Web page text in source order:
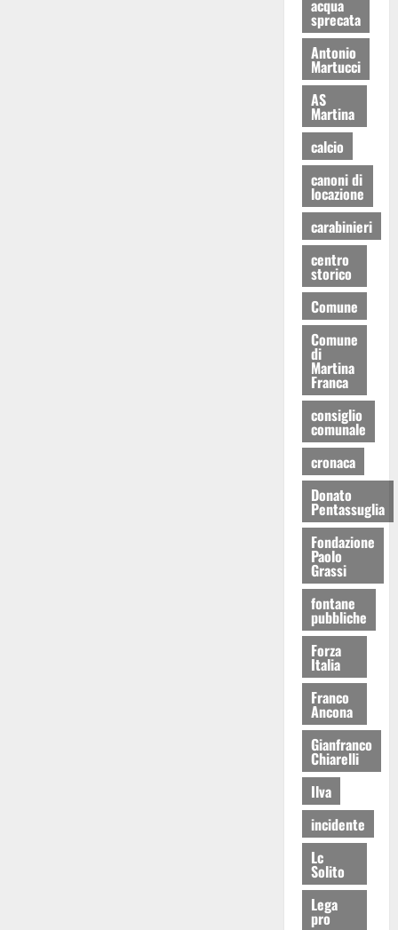
acqua
sprecata
Antonio
Martucci
AS
Martina
calcio
canoni di
locazione
carabinieri
centro
storico
Comune
Comune
di
Martina
Franca
consiglio
comunale
cronaca
Donato
Pentassuglia
Fondazione
Paolo
Grassi
fontane
pubbliche
Forza
Italia
Franco
Ancona
Gianfranco
Chiarelli
Ilva
incidente
Lc
Solito
Lega
pro